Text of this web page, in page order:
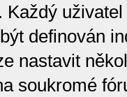
Každý
definován
nastavit
soukromé